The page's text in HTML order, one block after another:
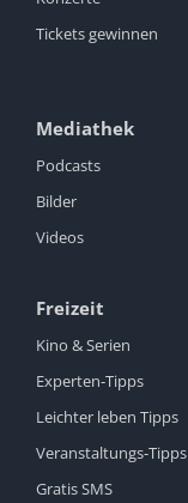
Tickets gewinnen
Mediathek
Podcasts
Bilder
Videos
Freizeit
Kino & Serien
Experten-Tipps
Leichter leben Tipps
Veranstaltungs-Tipps
Gratis SMS